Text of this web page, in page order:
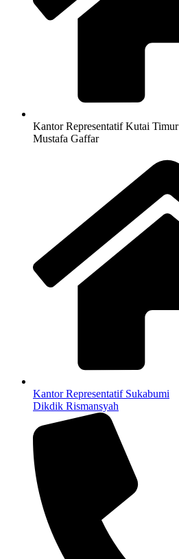
Kantor Representatif Kutai Timur
Mustafa Gaffar
Kantor Representatif Sukabumi
Dikdik Rismansyah